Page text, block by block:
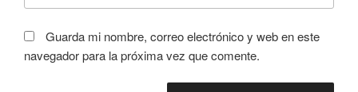
Guarda mi nombre, correo electrónico y web en este
navegador para la próxima vez que comente.